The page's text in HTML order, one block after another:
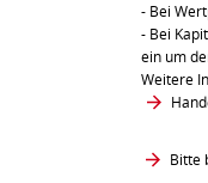
- Bei
- Bei
ein um
Weitere
Bitte